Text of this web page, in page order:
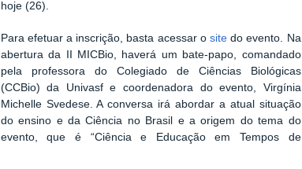
hoje (26).
Para efetuar a inscrição, basta acessar osite do evento. Na
abertura da II MICBio, haverá um bate-papo, comandado
pela professora do Colegiado de Ciências Biológicas
(CCBio) da Univasf e coordenadora do evento, Virgínia
Michelle Svedese. A conversa irá abordar a atual situação
do ensino e da Ciência no Brasil e a origem do tema do
evento, que é “Ciência e Educação em Tempos de